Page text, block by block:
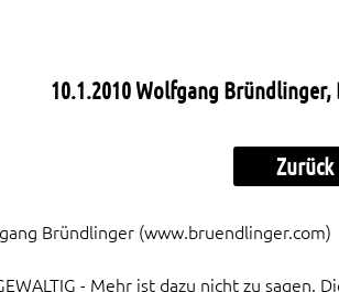
10.1.2010 Wolfgang
Zurück
Bründlinger (www.bruendlinger.com)
- Mehr ist dazu nicht zu